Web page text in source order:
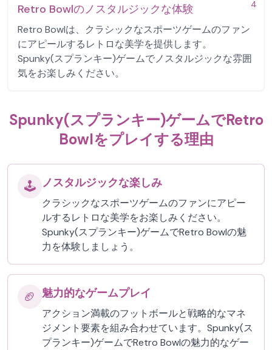
4
Retro Bowlのノスタルジックな体験
Retro Bowlは、クラシックなスポーツゲームのファン
にアピールするレトロな美学を提供します。
Spunky(スプランキー)ゲームでノスタルジックな雰囲
気をお楽しみください。
Spunky(スプランキー)ゲームでRetro
Bowlをプレイする理由
🕹️ ノスタルジックな楽しみ
クラシックなスポーツゲームのファンにアピー
ルするレトロな美学をお楽しみください。
Spunky(スプランキー)ゲームでRetro Bowlの魅
力を体験しましょう。
🏈 魅力的なゲームプレイ
アクション満載のフットボールと戦略的なマネ
ジメント要素を組み合わせています。Spunky(ス
プランキー)ゲームでRetro Bowlの魅力的なゲー